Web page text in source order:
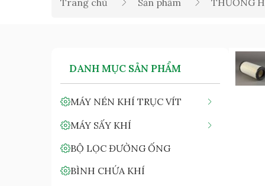
Trang chủ Sản phẩm THƯƠNG
DANH MỤC SẢN PHẨM
MÁY NÉN KHÍ TRỤC VÍT
MÁY SẤY KHÍ
BỘ LỌC ĐƯỜNG ỐNG
BÌNH CHỨA KHÍ